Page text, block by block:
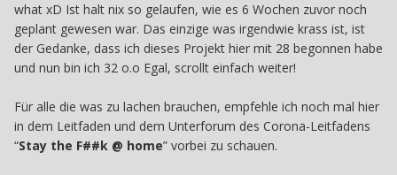
what xD Ist halt nix so gelaufen, wie es 6 Wochen zuvor noch
geplant gewesen war. Das einzige was irgendwie krass ist, ist
der Gedanke, dass ich dieses Projekt hier mit 28 begonnen habe
und nun bin ich 32 o.o Egal, scrollt einfach weiter!
Für alle die was zu lachen brauchen, empfehle ich noch mal hier
in dem Leitfaden und dem Unterforum des Corona-Leitfadens
“Stay the F##k @ home” vorbei zu schauen.